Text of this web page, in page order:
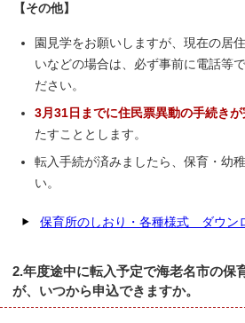
【その他】
園見学をお願いしますが、現在の居
いなどの場合は、必ず事前に電話等
ださい。
3月31日までに住民票異動の手続きが
たすこととします。
転入手続が済みましたら、保育・幼
い。
保育所のしおり・各種様式 ダウン
2.年度途中に転入予定で海老名市の保
が、いつから申込できますか。